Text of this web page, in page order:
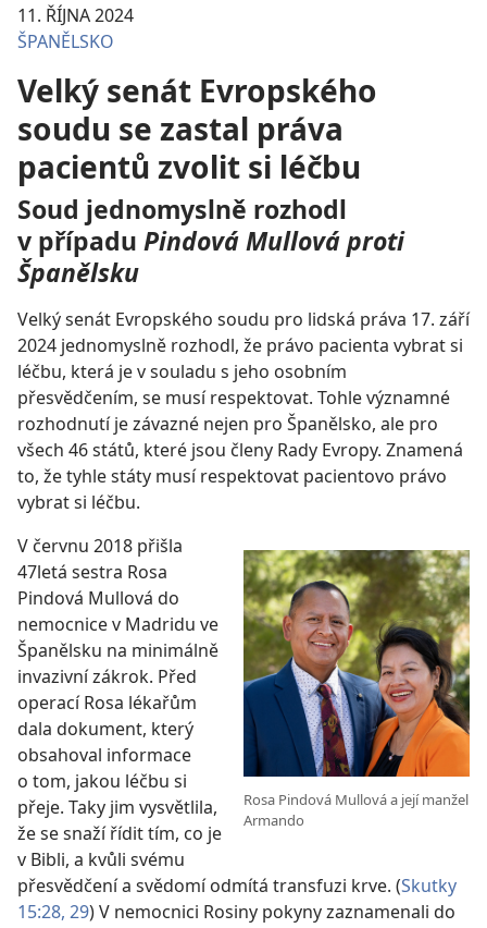
11. ŘÍJNA 2024
ŠPANĚLSKO
Velký senát Evropského
soudu se zastal práva
pacientů zvolit si léčbu
Soud jednomyslně rozhodl
v případu Pindová Mullová proti
Španělsku
Velký senát Evropského soudu pro lidská práva 17. září
2024 jednomyslně rozhodl, že právo pacienta vybrat si
léčbu, která je v souladu s jeho osobním
přesvědčením, se musí respektovat. Tohle významné
rozhodnutí je závazné nejen pro Španělsko, ale pro
všech 46 států, které jsou členy Rady Evropy. Znamená
to, že tyhle státy musí respektovat pacientovo právo
vybrat si léčbu.
Rosa Pindová Mullová a její manžel
Armando
V červnu 2018 přišla
47letá sestra Rosa
Pindová Mullová do
nemocnice v Madridu ve
Španělsku na minimálně
invazivní zákrok. Před
operací Rosa lékařům
dala dokument, který
obsahoval informace
o tom, jakou léčbu si
přeje. Taky jim vysvětlila,
že se snaží řídit tím, co je
v Bibli, a kvůli svému
přesvědčení a svědomí odmítá transfuzi krve. (Skutky
15:28, 29) V nemocnici Rosiny pokyny zaznamenali do